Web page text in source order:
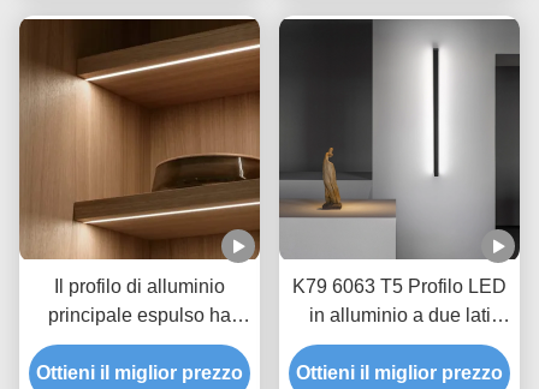
Il profilo di alluminio
principale espulso ha
anodizzato l'illuminazione
di alluminio della parete
Ottieni il miglior prezzo
K79 6063 T5 Profilo LED
in alluminio a due lati
luminosi per
l'installazione su
Ottieni il miglior prezzo